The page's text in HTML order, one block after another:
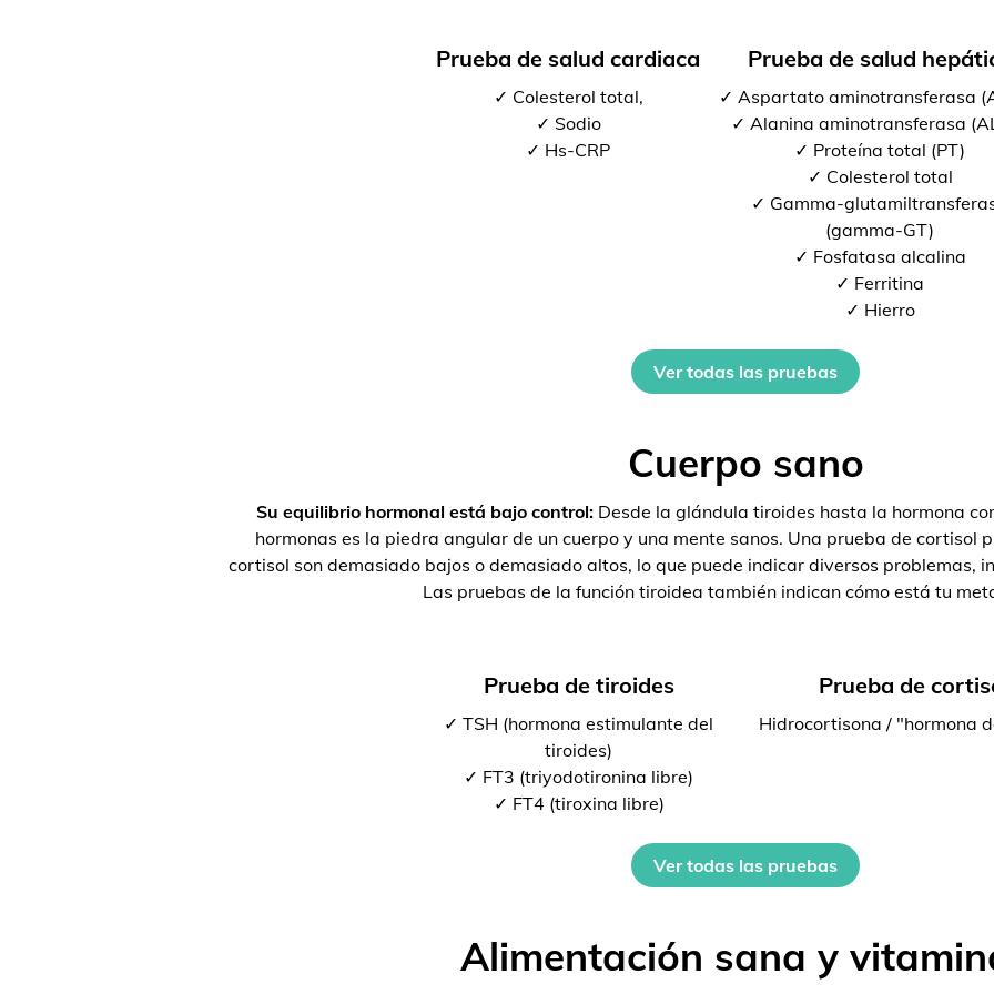
Prueba de salud cardiaca
✓ Colesterol total,
✓ Sodio
✓ Hs-CRP
Prueba de salud
✓ Aspartato aminotransferasa
✓ Alanina aminotransferasa
✓ Proteína total (PT)
✓ Colesterol total
✓ Gamma-
(gamma-GT)
✓ Fosfatasa alcalina
✓ Ferritina
✓ Hierro
Ver todas las pruebas
Cuerpo sano
Su equilibrio hormonal está bajo control: Desde la glándula tiroides hasta la hormona
hormonas es la piedra angular de un cuerpo y una mente sanos. Una prueba de cortisol
cortisol son demasiado bajos o demasiado altos, lo que puede indicar diversos problemas,
Las pruebas de la función tiroidea también indican cómo está tu
Prueba de tiroides
✓ TSH (hormona estimulante del
tiroides)
✓ FT3 (triyodotironina libre)
✓ FT4 (tiroxina libre)
Prueba de
Hidrocortisona / "hormona
Ver todas las pruebas
Alimentación sana y